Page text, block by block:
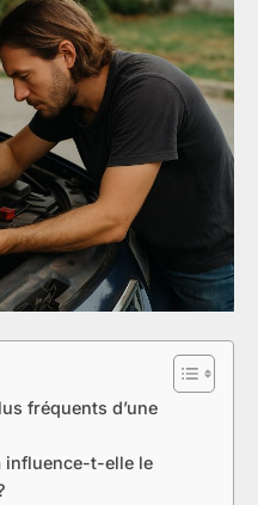
fréquents d’une
influence-t-elle le